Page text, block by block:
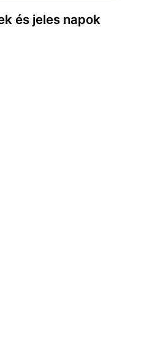
és jeles napok